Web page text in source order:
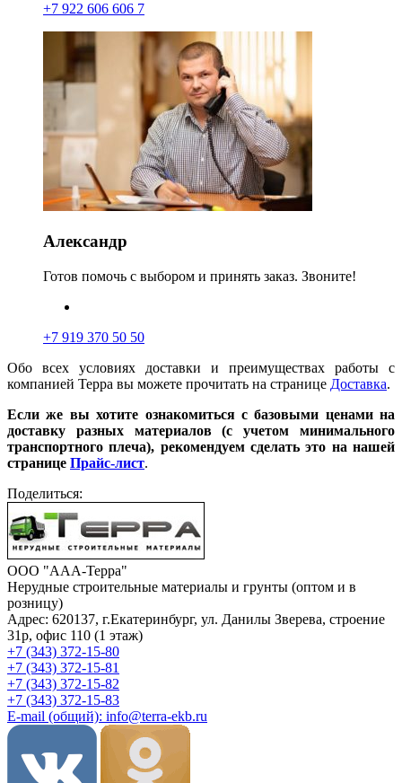
+7 922 606 606 7
Александр
Готов помочь с выбором и принять заказ. Звоните!
+7 919 370 50 50
Обо всех условиях доставки и преимуществах работы с
компанией Терра вы можете прочитать на странице Доставка.
Если же вы хотите ознакомиться с базовыми ценами на
доставку разных материалов (с учетом минимального
транспортного плеча), рекомендуем сделать это на нашей
странице Прайс-лист.
Поделиться:
ООО "ААА-Терра"
Нерудные строительные материалы и грунты (оптом и в
розницу)
Адрес: 620137, г.Екатеринбург, ул. Данилы Зверева, строение
31р, офис 110 (1 этаж)
+7 (343) 372-15-80
+7 (343) 372-15-81
+7 (343) 372-15-82
+7 (343) 372-15-83
E-mail (общий): info@terra-ekb.ru